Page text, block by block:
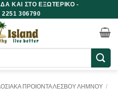
ΚΑΙ ΣΤΟ ΕΞΩΤΕΡΙΚΟ -
306790
ΠΡΟΙΟΝΤΑ ΛΕΣΒΟΥ ΛΗΜΝΟΥ /